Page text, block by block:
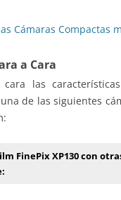
Cámaras Compactas
a Cara
cara las
una de las siguientes
FinePix XP130 con